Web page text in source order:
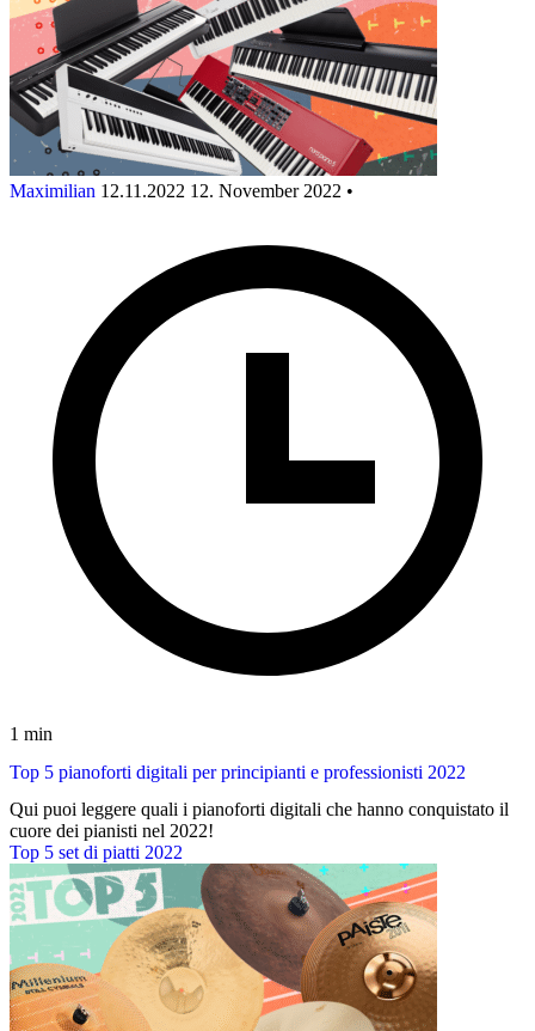
Maximilian 12.11.2022 12. November 2022 •
1 min
Top 5 pianoforti digitali per principianti e professionisti 2022
Qui puoi leggere quali i pianoforti digitali che hanno conquistato il
cuore dei pianisti nel 2022!
Top 5 set di piatti 2022